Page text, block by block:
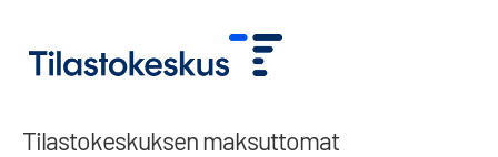
Tilastokeskuksen maksuttomat